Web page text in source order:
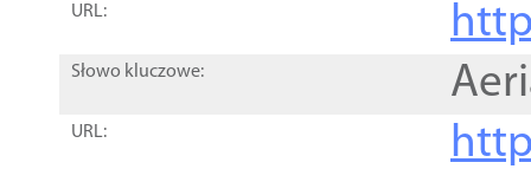
URL:
Słowo kluczowe:
URL: